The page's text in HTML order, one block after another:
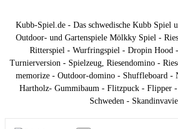
Kubb-Spiel.de - Das schwedische Kubb Spiel
Outdoor- und Gartenspiele Mölkky Spiel -
Ritterspiel - Wurfringspiel - Dropin Hood
Turnierversion - Spielzeug, Riesendomino -
memorize - Outdoor-domino - Shuffleboard -
Hartholz- Gummibaum - Flitzpuck - Flipper
Schweden -